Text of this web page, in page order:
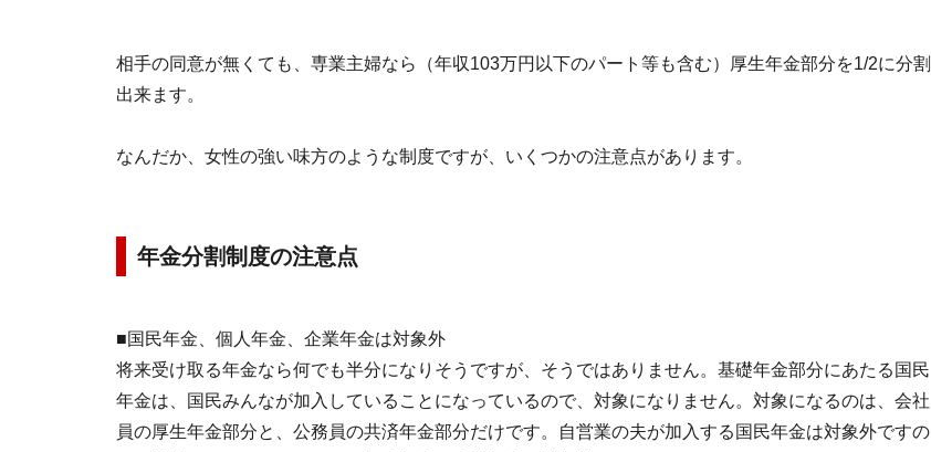
相手の同意が無くても、専業主婦なら（年収103万円以下のパート等も含む）厚生年金部分を1/2に分割
出来ます。
なんだか、女性の強い味方のような制度ですが、いくつかの注意点があります。
年金分割制度の注意点
■国民年金、個人年金、企業年金は対象外
将来受け取る年金なら何でも半分になりそうですが、そうではありません。基礎年金部分にあたる国民
年金は、国民みんなが加入していることになっているので、対象になりません。対象になるのは、会社
員の厚生年金部分と、公務員の共済年金部分だけです。自営業の夫が加入する国民年金は対象外ですの